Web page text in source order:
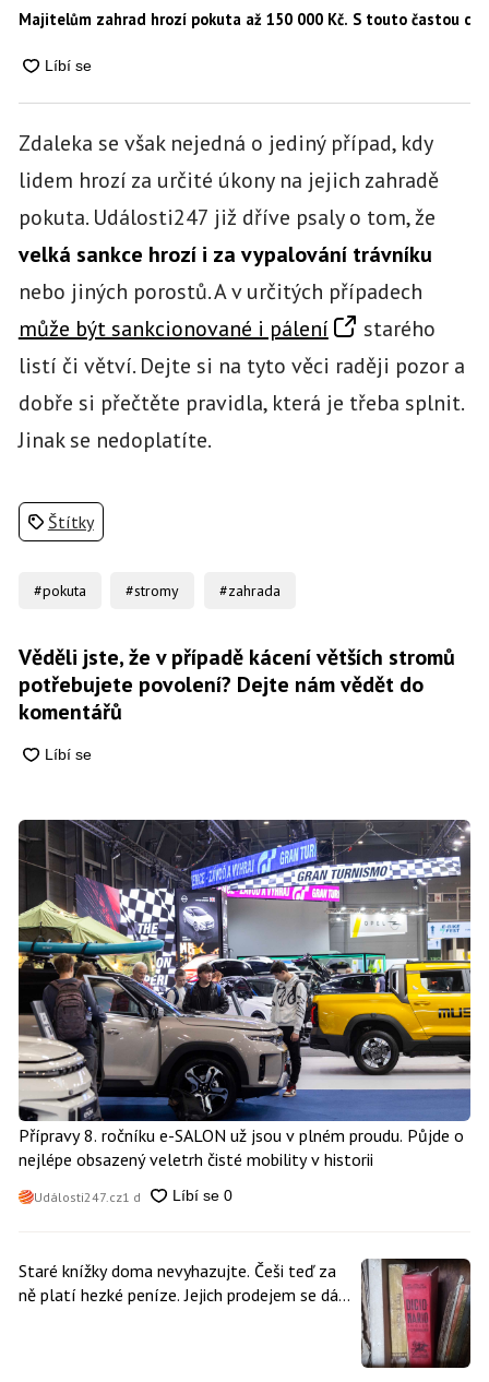
Majitelům zahrad hrozí pokuta až 150 000 Kč. S touto častou
Zdaleka se však nejedná o jediný případ, kdy
lidem hrozí za určité úkony na jejich zahradě
pokuta. Události247 již dříve psaly o tom, že
velká sankce hrozí i za vypalování trávníku
nebo jiných porostů. A v určitých případech
může být sankcionované i pálení
starého
listí či větví. Dejte si na tyto věci raději pozor a
dobře si přečtěte pravidla, která je třeba splnit.
Jinak se nedoplatíte.
Štítky
#pokuta #stromy #zahrada
Věděli jste, že v případě kácení větších stromů
potřebujete povolení? Dejte nám vědět do
komentářů
Přípravy 8. ročníku e-SALON už jsou v plném proudu. Půjde o
nejlépe obsazený veletrh čisté mobility v historii
Události247.cz1 d
Staré knížky doma nevyhazujte. Češi teď za
ně platí hezké peníze. Jejich prodejem se dá